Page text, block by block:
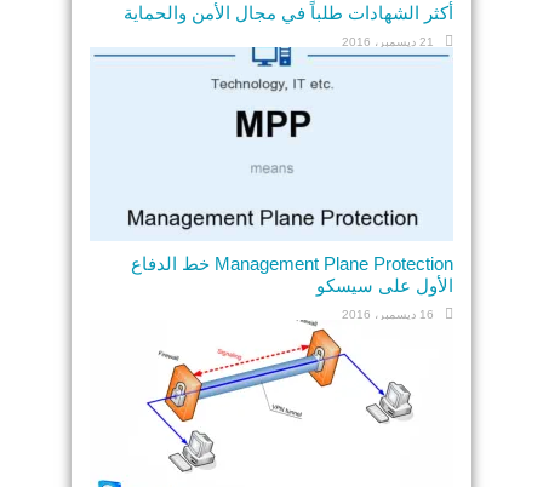
أكثر الشهادات طلباً في مجال الأمن والحماية
21 ديسمبر، 2016
Management Plane Protection خط الدفاع
الأول على سيسكو
16 ديسمبر، 2016